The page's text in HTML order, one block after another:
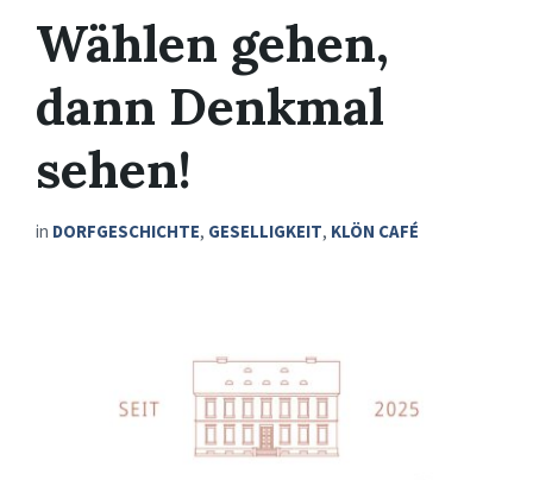
Wählen gehen,
dann Denkmal
sehen!
in DORFGESCHICHTE, GESELLIGKEIT, KLÖN CAFÉ